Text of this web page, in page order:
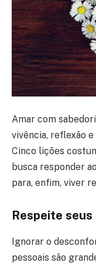
Amar com
vivência, reflexão
Cinco lições
busca responder
para, enfim, viver
Respeite
Ignorar o
pessoais são